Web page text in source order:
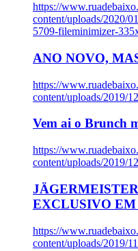
https://
content/uploads/2020/
5709-fileminimizer-
ANO NOVO,
https://
content/uploads/2019/
Vem ai o Brunch
https://
content/uploads/2019/
EXCLUSIVO
https://
content/uploads/2019/